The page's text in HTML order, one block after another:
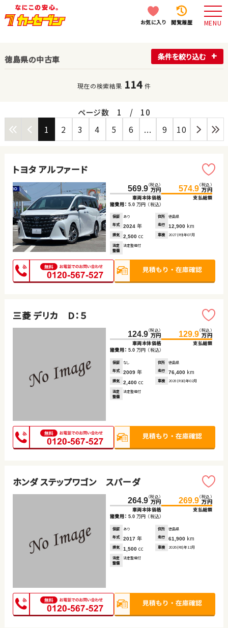
お気に入り 閲覧履歴 MENU
徳島県の中古車 条件を絞り込む
現在の検索結果 114 件
ページ数 1 / 10
1 2 3 4 5 6 ... 9 10
トヨタ アルファード
569.9（税込）
万円
車両本体価格
574.9（税込）
万円
支払総額
諸費用： 5.0 万円 （税込）
保証 あり 住所
徳島県
年式
2024 年 走行 12,900 km
排気 2,500 cc 車検 2027(R9)年07月
法定
整備
法定整備付
三菱 デリカ Ｄ：５
124.9（税込）
万円
車両本体価格
129.9（税込）
万円
支払総額
諸費用： 5.0 万円 （税込）
保証 なし 住所
徳島県
年式
2009 年 走行 76,400 km
排気 2,400 cc 車検 2028(R10)年02月
法定
整備
法定整備付
ホンダ ステップワゴン スパーダ
264.9（税込）
万円
車両本体価格
269.9（税込）
万円
支払総額
諸費用： 5.0 万円 （税込）
保証 あり 住所
徳島県
年式
2017 年 走行 61,900 km
排気 1,500 cc 車検 2026(R8)年12月
法定
整備
法定整備付